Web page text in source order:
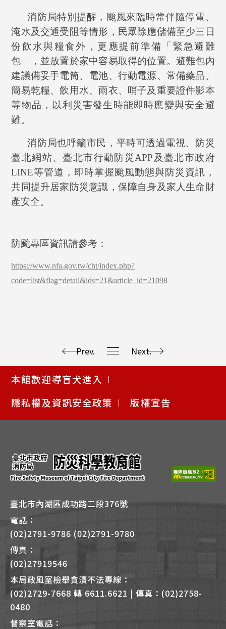
消防局特別提醒，颱風來臨時常伴隨停電、
淹水及交通受阻等情形，民眾除應儲備至少三日
份飲水與糧食外，更應提前準備「緊急避難
包」，並放置於家中容易取得的位置。避難包內
建議備妥手電筒、電池、行動電源、常備藥品、
簡易乾糧、飲用水、雨衣、哨子及重要證件影本
等物品，以利災害發生時能即時應變與安全避
難。
消防局也呼籲市民，平時可透過電視、防災
臺北網站、臺北市行動防災APP及臺北市政府
LINE等管道，即時掌握颱風動態與防災資訊，
共同提升居家防災意識，保障自身及家人生命財
產安全。
防颱專區資訊請參考：
https://www.nfa.gov.tw/cht/index.php?
code=list&flag=detail&ids=21&article_id=21098
Prev. Next.
本館歡迎導盲犬進入
隱私權及資訊安全政策
版權宣告
臺北市內湖區成功路二段376號
電話：
(02)2791-9786 (02)2791-9780
傳真：
(02)27919546
本局政風室檢舉貪瀆不法專線：
(02)2729-7668 轉 6611.6621 | 傳真：(02)2758-
0480
督察室電話：